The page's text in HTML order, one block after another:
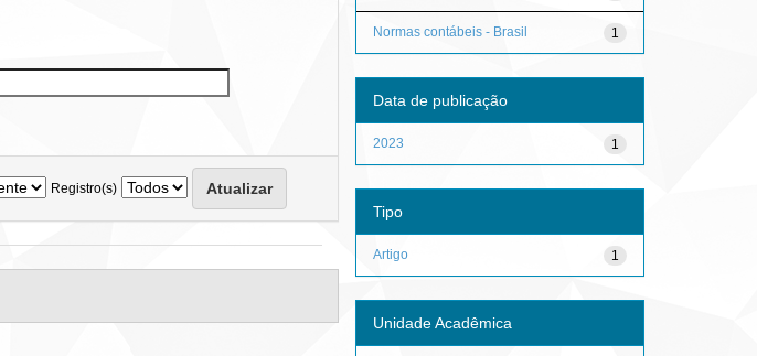
Registro(s)
1
Normas contábeis - Brasil
Data de publicação
1
2023
Tipo
1
Artigo
Unidade Acadêmica